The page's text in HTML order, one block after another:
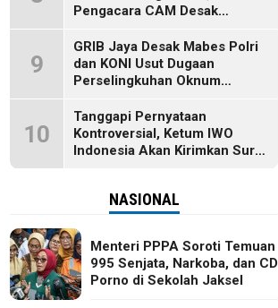
Pengacara CAM Desak
9
GRIB Jaya Desak Mabes Polri
dan KONI Usut Dugaan
Perselingkuhan Oknum
10
Tanggapi Pernyataan
Kontroversial, Ketum IWO
Indonesia Akan Kirimkan Surat
NASIONAL
Menteri PPPA Soroti Temuan
995 Senjata, Narkoba, dan CD
Porno di Sekolah Jaksel